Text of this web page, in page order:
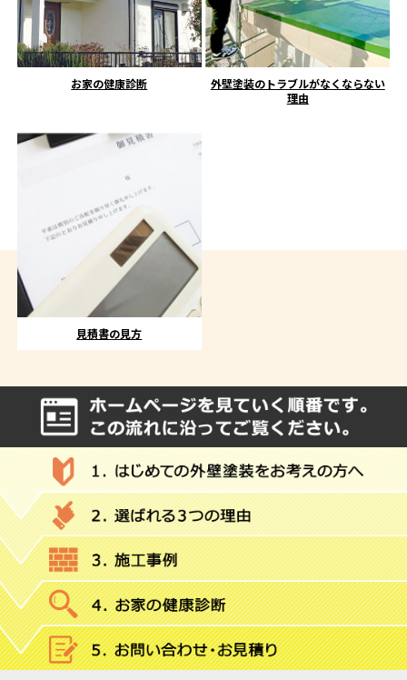
お家の健康診断
外壁塗装のトラブルがなくならない
理由
見積書の見方